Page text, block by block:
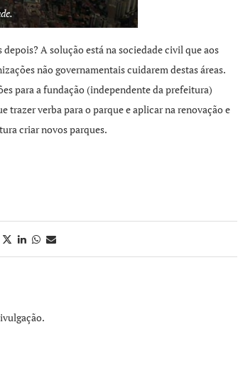
A solução está na sociedade civil que aos
não governamentais cuidarem destas áreas.
para a fundação (independente da prefeitura)
trazer verba para o parque e aplicar na renovação e
criar novos parques.